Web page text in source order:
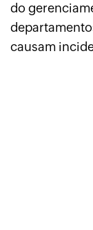
do
causam